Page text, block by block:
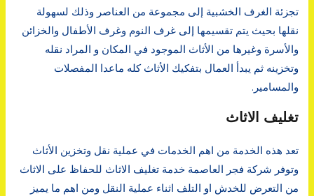
تجزئة الغرف الخشبية إلى مجموعة من العناصر وذلك لسهولة
نقلها بحيث يتم تقسيمها إلى غرف النوم وغرف الأطفال والخزائن
والأسرة وغيرها من الأثاث الموجود في المكان و المراد نقله
وتخزينه ثم يبدأ العمال بتفكيك الأثاث كله ماعدا المفصلات
والمسامير.
تغليف الاثاث
تعد هذه الخدمة من اهم الخدمات في عملية نقل وتخزين الأثاث
وتوفر شركة فجر العاصمة خدمة تغليف الاثاث للحفاظ على الاثاث
من التعرض للخدش او التلف اثناء عملية النقل ومن اهم ما يميز